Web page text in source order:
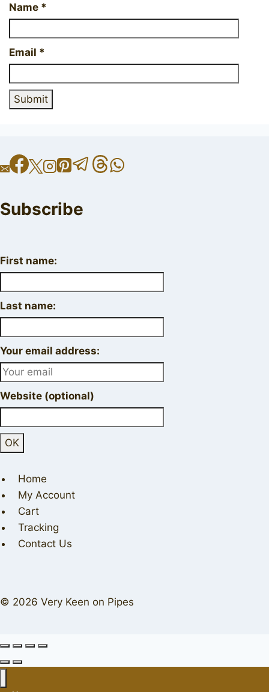
Name *
Email *
Subscribe
First name:
Last name:
Your email address:
Website (optional)
Home
My Account
Cart
Tracking
Contact Us
© 2026 Very Keen on Pipes